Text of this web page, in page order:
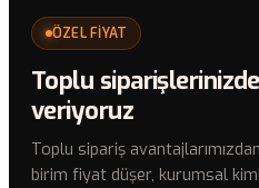
ÖZEL FİYAT
Toplu
veriyoruz
Toplu sipariş
birim fiyat düşer, kurumsal